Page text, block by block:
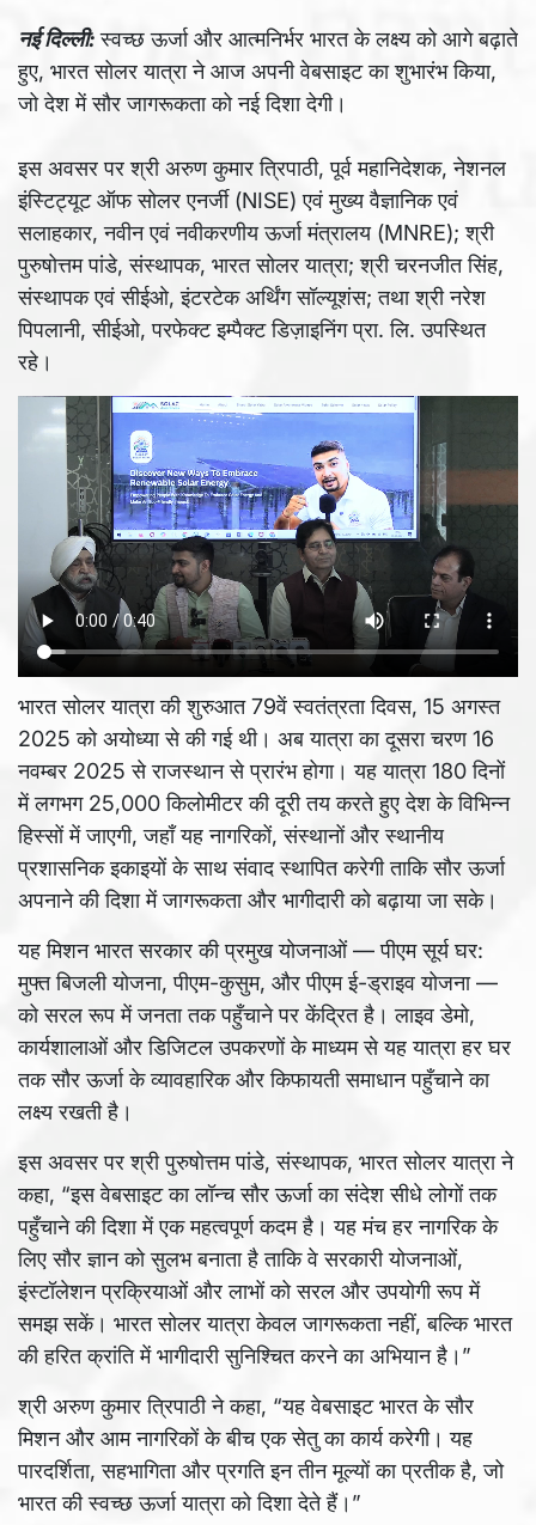
नई दिल्ली:स्वच्छ ऊर्जा और आत्मनिर्भर भारत के लक्ष्य को आगे बढ़ाते
हुए, भारत सोलर यात्रा ने आज अपनी वेबसाइट का शुभारंभ किया,
जो देश में सौर जागरूकता को नई दिशा देगी।
इस अवसर पर श्री अरुण कुमार त्रिपाठी, पूर्व महानिदेशक, नेशनल
इंस्टिट्यूट ऑफ सोलर एनर्जी (NISE) एवं मुख्य वैज्ञानिक एवं
सलाहकार, नवीन एवं नवीकरणीय ऊर्जा मंत्रालय (MNRE); श्री
पुरुषोत्तम पांडे, संस्थापक, भारत सोलर यात्रा; श्री चरनजीत सिंह,
संस्थापक एवं सीईओ, इंटरटेक अर्थिंग सॉल्यूशंस; तथा श्री नरेश
पिपलानी, सीईओ, परफेक्ट इम्पैक्ट डिज़ाइनिंग प्रा. लि. उपस्थित
रहे।
भारत सोलर यात्रा की शुरुआत 79वें स्वतंत्रता दिवस, 15 अगस्त
2025 को अयोध्या से की गई थी। अब यात्रा का दूसरा चरण 16
नवम्बर 2025 से राजस्थान से प्रारंभ होगा। यह यात्रा 180 दिनों
में लगभग 25,000 किलोमीटर की दूरी तय करते हुए देश के विभिन्न
हिस्सों में जाएगी, जहाँ यह नागरिकों, संस्थानों और स्थानीय
प्रशासनिक इकाइयों के साथ संवाद स्थापित करेगी ताकि सौर ऊर्जा
अपनाने की दिशा में जागरूकता और भागीदारी को बढ़ाया जा सके।
यह मिशन भारत सरकार की प्रमुख योजनाओं — पीएम सूर्य घर:
मुफ्त बिजली योजना, पीएम-कुसुम, और पीएम ई-ड्राइव योजना —
को सरल रूप में जनता तक पहुँचाने पर केंद्रित है। लाइव डेमो,
कार्यशालाओं और डिजिटल उपकरणों के माध्यम से यह यात्रा हर घर
तक सौर ऊर्जा के व्यावहारिक और किफायती समाधान पहुँचाने का
लक्ष्य रखती है।
इस अवसर पर श्री पुरुषोत्तम पांडे, संस्थापक, भारत सोलर यात्रा ने
कहा, “इस वेबसाइट का लॉन्च सौर ऊर्जा का संदेश सीधे लोगों तक
पहुँचाने की दिशा में एक महत्वपूर्ण कदम है। यह मंच हर नागरिक के
लिए सौर ज्ञान को सुलभ बनाता है ताकि वे सरकारी योजनाओं,
इंस्टॉलेशन प्रक्रियाओं और लाभों को सरल और उपयोगी रूप में
समझ सकें। भारत सोलर यात्रा केवल जागरूकता नहीं, बल्कि भारत
की हरित क्रांति में भागीदारी सुनिश्चित करने का अभियान है।”
श्री अरुण कुमार त्रिपाठी ने कहा, “यह वेबसाइट भारत के सौर
मिशन और आम नागरिकों के बीच एक सेतु का कार्य करेगी। यह
पारदर्शिता, सहभागिता और प्रगति इन तीन मूल्यों का प्रतीक है, जो
भारत की स्वच्छ ऊर्जा यात्रा को दिशा देते हैं।”